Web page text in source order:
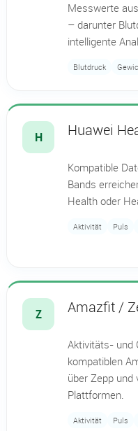
Messwerte
– darunter
intelligente
Blutdruck
H Huawei
Kompatible
Bands
Health oder
Aktivität Puls
Z Amazfit /
Aktivitäts- und
kompatiblen
über Zepp und
Plattformen.
Aktivität Puls